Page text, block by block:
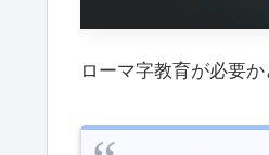
ローマ字教育が必要